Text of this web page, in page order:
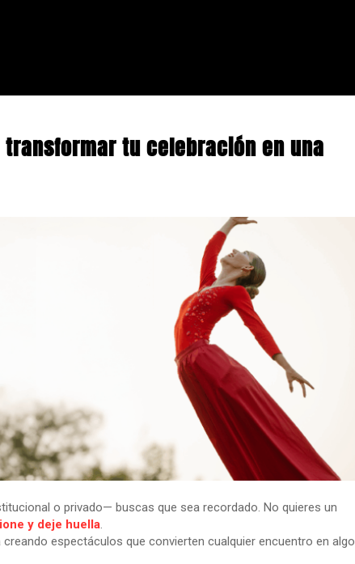
tu celebración en una
o privado— buscas que sea recordado. No quieres un
y deje huella.
espectáculos que convierten cualquier encuentro en algo